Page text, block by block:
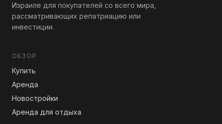
Израиле для покупателей со всего мира,
рассматривающих репатриацию или
инвестиции.
ОБЗОР
Купить
Аренда
Новостройки
Аренда для отдыха